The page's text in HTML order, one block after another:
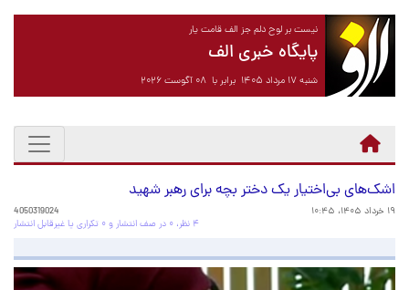
نیست بر لوح دلم جز الف قامت یار
پایگاه خبری الف
شنبه ۱۷ مرداد ۱۴۰۵ برابر با ۰۸ آگوست ۲۰۲۶
اشک‌های بی‌اختیار یک دختر بچه‌ برای رهبر شهید
۱۹ خرداد ۱۴۰۵، ۱۰:۴۵
4050319024
۴ نظر، ۰ در صف انتشار و ۰ تکراری یا غیرقابل انتشار